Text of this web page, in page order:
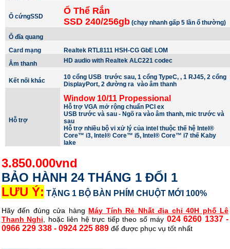
Ổ cứngSSD
Ổ Thể Rắn
SSD 240/256gb (chạy nhanh gấp 5 lần ổ thường)
Ổ đĩa quang
Card mạng
Realtek RTL8111 HSH-CG GbE LOM
Âm thanh
HD audio with Realtek ALC221 codec
Kết nối khác 10 cổng USBtrước sau, 1 cổng TypeC, , 1 RJ45, 2 cổng
DisplayPort, 2 đường ra vào âm thanh
Hỗ trợ
Window 10/11 Propessional
Hỗ trợ VGA mở rộng chuẩn PCI ex
USB trước và sau - Ngõ ra vào âm thanh, mic trước và
sau
Hỗ trợ nhiều bộ vi xử lý của intel thuộc thế hệ Intel®
Core™ i3, Intel® Core™ i5, Intel® Core™ i7 thế Kaby
lake
3.850.000vnd
BẢO HÀNH 24 THÁNG 1 ĐỔI 1
LƯU Ý: TẶNG 1 BỘ BÀN PHÍM CHUỘT MỚI 100%
Hãy đến đúng cửa hàng Máy Tính Rẻ Nhấtđịa chỉ 40H phố Lê
Thanh Nghị , hoặc liên hệ trực tiếp theo số máy 024 6260 1337 -
0966 229 338 - 0924 225 889 để được phục vụ tốt nhất